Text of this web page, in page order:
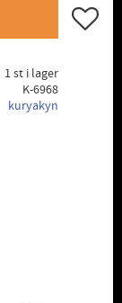
Lägg
1 st i lager
K-6968
kuryakyn